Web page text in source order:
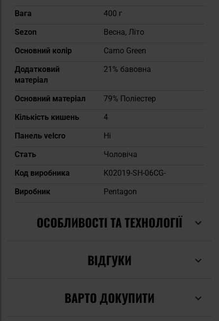
Вага
400 г
Sezon
Весна, Літо
Основний колір
Camo Green
Додатковий
матеріал
21% бавовна
Основний матеріал
79% Поліестер
Кількість кишень
4
Панель velcro
Ні
Cтать
Чоловіча
Код виробника
K02019-SH-06CG-
Виробник
Pentagon
ОСОБЛИВОСТІ ТА ТЕХНОЛОГІЇ
ВІДГУКИ
ВАРТО ДОКУПИТИ